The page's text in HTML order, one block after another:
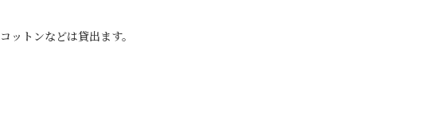
トンなどは貸出ます。